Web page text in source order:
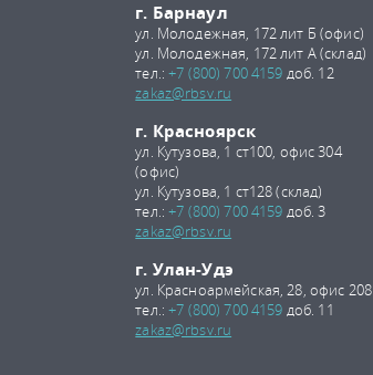
г. Барнаул
ул. Молодежная, 172 лит Б (офис)
ул. Молодежная, 172 лит А (склад)
тел.:+7 (800) 700 4159 доб. 12
zakaz@rbsv.ru
г. Красноярск
ул. Кутузова, 1 ст100, офис 304
(офис)
ул. Кутузова, 1 ст128 (склад)
тел.:+7 (800) 700 4159 доб. 3
zakaz@rbsv.ru
г. Улан-Удэ
ул. Красноармейская, 28, офис 208
тел.:+7 (800) 700 4159 доб. 11
zakaz@rbsv.ru